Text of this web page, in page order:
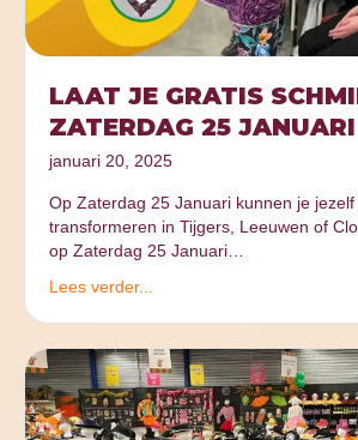
LAAT JE GRATIS
ZATERDAG 25 JANUARI
januari 20, 2025
Op Zaterdag 25 Januari kunnen je jezelf
transformeren in Tijgers, Leeuwen of
op Zaterdag 25 Januari…
Lees verder...